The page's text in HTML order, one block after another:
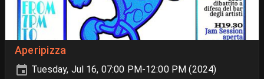
Aperipizza
Tuesday, Jul 16, 07:00 PM-12:00 PM (2024)